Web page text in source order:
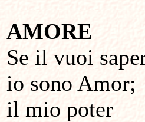
AMORE
Se il vuoi
io sono Amor;
il mio poter